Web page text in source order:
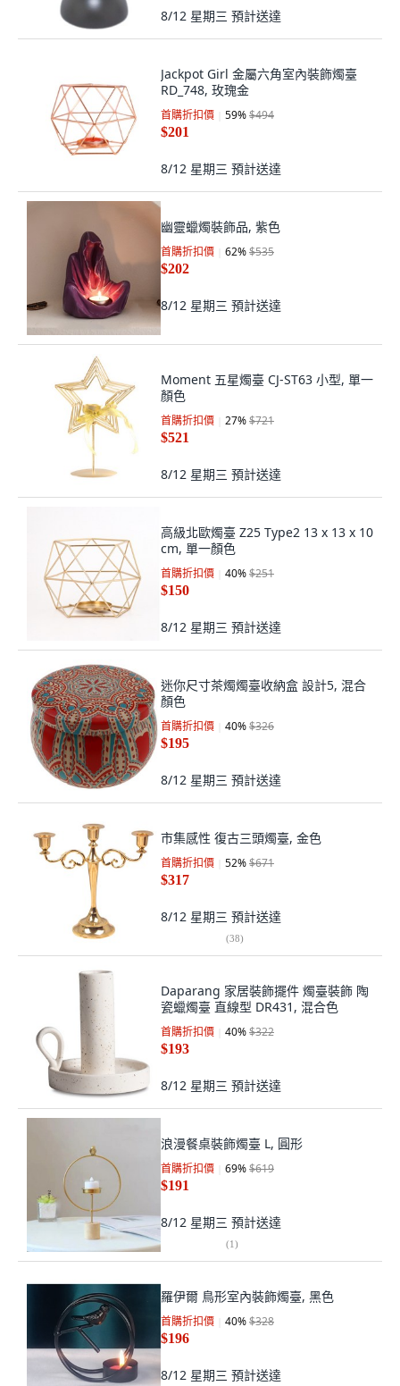
8/12 星期三 預計送達
Jackpot Girl 金屬六角室內裝飾燭臺
RD_748, 玫瑰金
首購折扣價 59%$494
$201
8/12 星期三 預計送達
幽靈蠟燭裝飾品, 紫色
首購折扣價 62%$535
$202
8/12 星期三 預計送達
Moment 五星燭臺 CJ-ST63 小型, 單一
顏色
首購折扣價 27%$721
$521
8/12 星期三 預計送達
高級北歐燭臺 Z25 Type2 13 x 13 x 10
cm, 單一顏色
首購折扣價 40%$251
$150
8/12 星期三 預計送達
迷你尺寸茶燭燭臺收納盒 設計5, 混合
顏色
首購折扣價 40%$326
$195
8/12 星期三 預計送達
市集感性 復古三頭燭臺, 金色
首購折扣價 52%$671
$317
8/12 星期三 預計送達
(38)
Daparang 家居裝飾擺件 燭臺裝飾 陶
瓷蠟燭臺 直線型 DR431, 混合色
首購折扣價 40%$322
$193
8/12 星期三 預計送達
浪漫餐桌裝飾燭臺 L, 圓形
首購折扣價 69%$619
$191
8/12 星期三 預計送達
(1)
羅伊爾 鳥形室內裝飾燭臺, 黑色
首購折扣價 40%$328
$196
8/12 星期三 預計送達